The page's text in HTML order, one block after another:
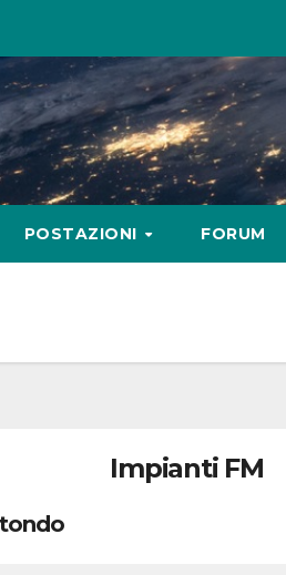
POSTAZIONI FORUM
Impianti FM